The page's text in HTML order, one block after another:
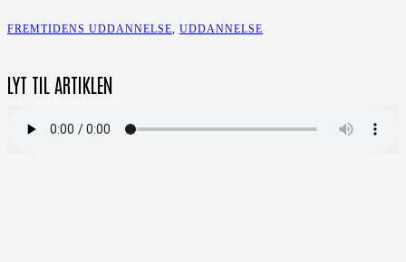
FREMTIDENS UDDANNELSE, UDDANNELSE
LYT TIL ARTIKLEN